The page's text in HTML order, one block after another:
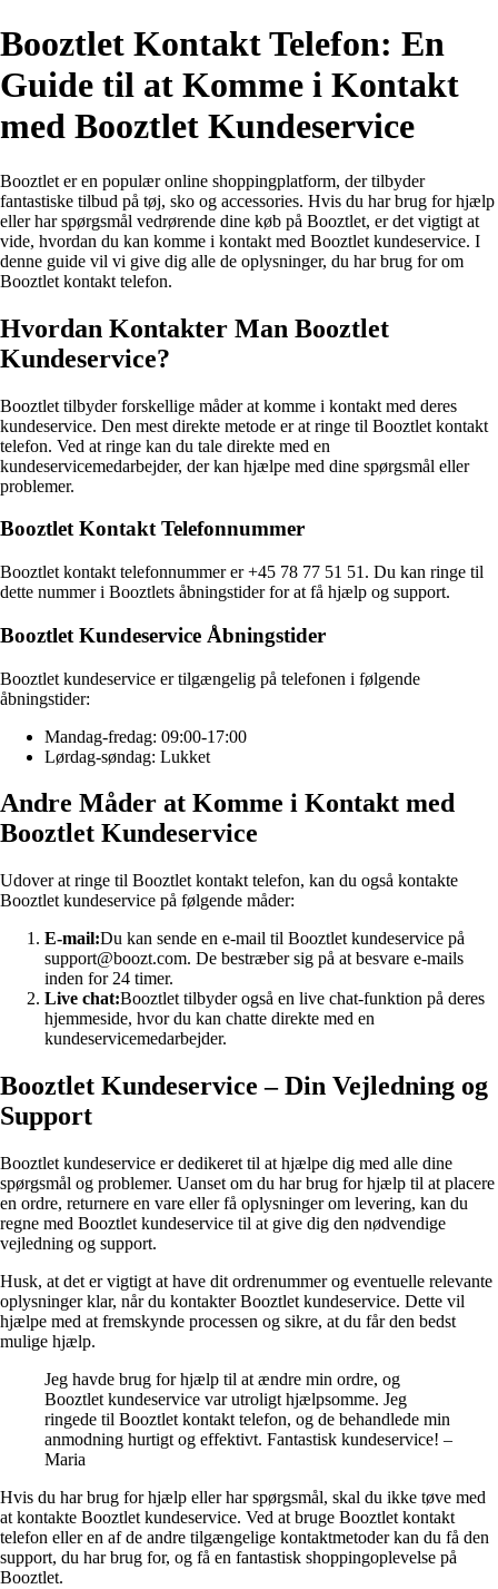
Booztlet Kontakt Telefon: En
Guide til at Komme i Kontakt
med Booztlet Kundeservice
Booztlet er en populær online shoppingplatform, der tilbyder
fantastiske tilbud på tøj, sko og accessories. Hvis du har brug for hjælp
eller har spørgsmål vedrørende dine køb på Booztlet, er det vigtigt at
vide, hvordan du kan komme i kontakt med Booztlet kundeservice. I
denne guide vil vi give dig alle de oplysninger, du har brug for om
Booztlet kontakt telefon.
Hvordan Kontakter Man Booztlet
Kundeservice?
Booztlet tilbyder forskellige måder at komme i kontakt med deres
kundeservice. Den mest direkte metode er at ringe til Booztlet kontakt
telefon. Ved at ringe kan du tale direkte med en
kundeservicemedarbejder, der kan hjælpe med dine spørgsmål eller
problemer.
Booztlet Kontakt Telefonnummer
Booztlet kontakt telefonnummer er +45 78 77 51 51. Du kan ringe til
dette nummer i Booztlets åbningstider for at få hjælp og support.
Booztlet Kundeservice Åbningstider
Booztlet kundeservice er tilgængelig på telefonen i følgende
åbningstider:
Mandag-fredag: 09:00-17:00
Lørdag-søndag: Lukket
Andre Måder at Komme i Kontakt med
Booztlet Kundeservice
Udover at ringe til Booztlet kontakt telefon, kan du også kontakte
Booztlet kundeservice på følgende måder:
E-mail:Du kan sende en e-mail til Booztlet kundeservice på
support@boozt.com. De bestræber sig på at besvare e-mails
inden for 24 timer.
Live chat:Booztlet tilbyder også en live chat-funktion på deres
hjemmeside, hvor du kan chatte direkte med en
kundeservicemedarbejder.
Booztlet Kundeservice – Din Vejledning og
Support
Booztlet kundeservice er dedikeret til at hjælpe dig med alle dine
spørgsmål og problemer. Uanset om du har brug for hjælp til at placere
en ordre, returnere en vare eller få oplysninger om levering, kan du
regne med Booztlet kundeservice til at give dig den nødvendige
vejledning og support.
Husk, at det er vigtigt at have dit ordrenummer og eventuelle relevante
oplysninger klar, når du kontakter Booztlet kundeservice. Dette vil
hjælpe med at fremskynde processen og sikre, at du får den bedst
mulige hjælp.
Jeg havde brug for hjælp til at ændre min ordre, og
Booztlet kundeservice var utroligt hjælpsomme. Jeg
ringede til Booztlet kontakt telefon, og de behandlede min
anmodning hurtigt og effektivt. Fantastisk kundeservice! –
Maria
Hvis du har brug for hjælp eller har spørgsmål, skal du ikke tøve med
at kontakte Booztlet kundeservice. Ved at bruge Booztlet kontakt
telefon eller en af de andre tilgængelige kontaktmetoder kan du få den
support, du har brug for, og få en fantastisk shoppingoplevelse på
Booztlet.